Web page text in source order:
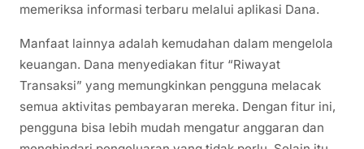
memeriksa informasi terbaru melalui aplikasi Dana.
Manfaat lainnya adalah kemudahan dalam mengelola
keuangan. Dana menyediakan fitur “Riwayat
Transaksi” yang memungkinkan pengguna melacak
semua aktivitas pembayaran mereka. Dengan fitur ini,
pengguna bisa lebih mudah mengatur anggaran dan